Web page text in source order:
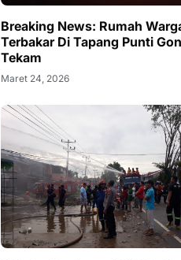
Breaking News: Rumah
Terbakar Di Tapang Punti
Tekam
Maret 24, 2026